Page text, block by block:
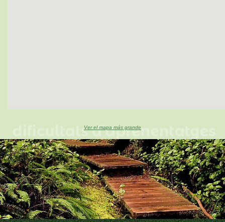
Ver el mapa más grande